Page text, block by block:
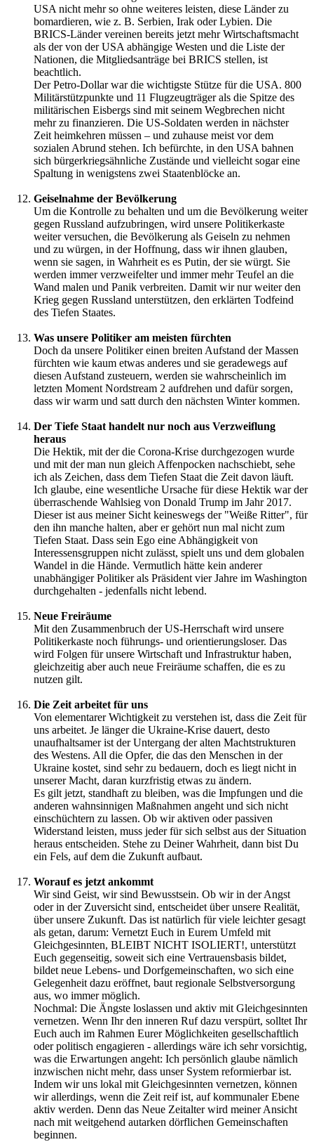
USA nicht mehr so ohne weiteres leisten, diese Länder zu
bomardieren, wie z. B. Serbien, Irak oder Lybien. Die
BRICS-Länder vereinen bereits jetzt mehr Wirtschaftsmacht
als der von der USA abhängige Westen und die Liste der
Nationen, die Mitgliedsanträge bei BRICS stellen, ist
beachtlich.
Der Petro-Dollar war die wichtigste Stütze für die USA. 800
Militärstützpunkte und 11 Flugzeugträger als die Spitze des
militärischen Eisbergs sind mit seinem Wegbrechen nicht
mehr zu finanzieren. Die US-Soldaten werden in nächster
Zeit heimkehren müssen – und zuhause meist vor dem
sozialen Abrund stehen. Ich befürchte, in den USA bahnen
sich bürgerkriegsähnliche Zustände und vielleicht sogar eine
Spaltung in wenigstens zwei Staatenblöcke an.
Geiselnahme der Bevölkerung
Um die Kontrolle zu behalten und um die Bevölkerung weiter
gegen Russland aufzubringen, wird unsere Politikerkaste
weiter versuchen, die Bevölkerung als Geiseln zu nehmen
und zu würgen, in der Hoffnung, dass wir ihnen glauben,
wenn sie sagen, in Wahrheit es es Putin, der sie würgt. Sie
werden immer verzweifelter und immer mehr Teufel an die
Wand malen und Panik verbreiten. Damit wir nur weiter den
Krieg gegen Russland unterstützen, den erklärten Todfeind
des Tiefen Staates.
Was unsere Politiker am meisten fürchten
Doch da unsere Politiker einen breiten Aufstand der Massen
fürchten wie kaum etwas anderes und sie geradewegs auf
diesen Aufstand zusteuern, werden sie wahrscheinlich im
letzten Moment Nordstream 2 aufdrehen und dafür sorgen,
dass wir warm und satt durch den nächsten Winter kommen.
Der Tiefe Staat handelt nur noch aus Verzweiflung
heraus
Die Hektik, mit der die Corona-Krise durchgezogen wurde
und mit der man nun gleich Affenpocken nachschiebt, sehe
ich als Zeichen, dass dem Tiefen Staat die Zeit davon läuft.
Ich glaube, eine wesentliche Ursache für diese Hektik war der
überraschende Wahlsieg von Donald Trump im Jahr 2017.
Dieser ist aus meiner Sicht keineswegs der "Weiße Ritter", für
den ihn manche halten, aber er gehört nun mal nicht zum
Tiefen Staat. Dass sein Ego eine Abhängigkeit von
Interessensgruppen nicht zulässt, spielt uns und dem globalen
Wandel in die Hände. Vermutlich hätte kein anderer
unabhängiger Politiker als Präsident vier Jahre im Washington
durchgehalten - jedenfalls nicht lebend.
Neue Freiräume
Mit den Zusammenbruch der US-Herrschaft wird unsere
Politikerkaste noch führungs- und orientierungsloser. Das
wird Folgen für unsere Wirtschaft und Infrastruktur haben,
gleichzeitig aber auch neue Freiräume schaffen, die es zu
nutzen gilt.
Die Zeit arbeitet für uns
Von elementarer Wichtigkeit zu verstehen ist, dass die Zeit für
uns arbeitet. Je länger die Ukraine-Krise dauert, desto
unaufhaltsamer ist der Untergang der alten Machtstrukturen
des Westens. All die Opfer, die das den Menschen in der
Ukraine kostet, sind sehr zu bedauern, doch es liegt nicht in
unserer Macht, daran kurzfristig etwas zu ändern.
Es gilt jetzt, standhaft zu bleiben, was die Impfungen und die
anderen wahnsinnigen Maßnahmen angeht und sich nicht
einschüchtern zu lassen. Ob wir aktiven oder passiven
Widerstand leisten, muss jeder für sich selbst aus der Situation
heraus entscheiden. Stehe zu Deiner Wahrheit, dann bist Du
ein Fels, auf dem die Zukunft aufbaut.
Worauf es jetzt ankommt
Wir sind Geist, wir sind Bewusstsein. Ob wir in der Angst
oder in der Zuversicht sind, entscheidet über unsere Realität,
über unsere Zukunft. Das ist natürlich für viele leichter gesagt
als getan, darum: Vernetzt Euch in Eurem Umfeld mit
Gleichgesinnten, BLEIBT NICHT ISOLIERT!, unterstützt
Euch gegenseitig, soweit sich eine Vertrauensbasis bildet,
bildet neue Lebens- und Dorfgemeinschaften, wo sich eine
Gelegenheit dazu eröffnet, baut regionale Selbstversorgung
aus, wo immer möglich.
Nochmal: Die Ängste loslassen und aktiv mit Gleichgesinnten
vernetzen. Wenn Ihr den inneren Ruf dazu verspürt, solltet Ihr
Euch auch im Rahmen Eurer Möglichkeiten gesellschaftlich
oder politisch engagieren - allerdings wäre ich sehr vorsichtig,
was die Erwartungen angeht: Ich persönlich glaube nämlich
inzwischen nicht mehr, dass unser System reformierbar ist.
Indem wir uns lokal mit Gleichgesinnten vernetzen, können
wir allerdings, wenn die Zeit reif ist, auf kommunaler Ebene
aktiv werden. Denn das Neue Zeitalter wird meiner Ansicht
nach mit weitgehend autarken dörflichen Gemeinschaften
beginnen.